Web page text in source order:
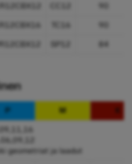
TC16
SP12 84
P M K
geometriat ja laadut